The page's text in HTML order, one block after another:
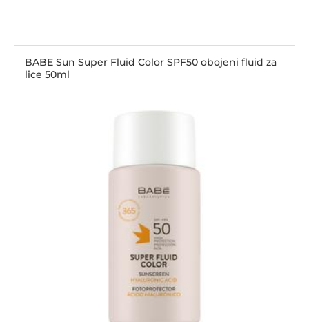
BABE Sun Super Fluid Color SPF50 obojeni fluid za
lice 50ml